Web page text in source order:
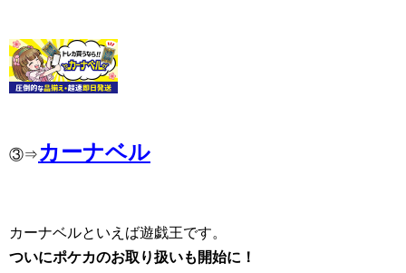
③⇒ カーナベル
カーナベルといえば遊戯王です。
ついにポケカのお取り扱いも開始に！